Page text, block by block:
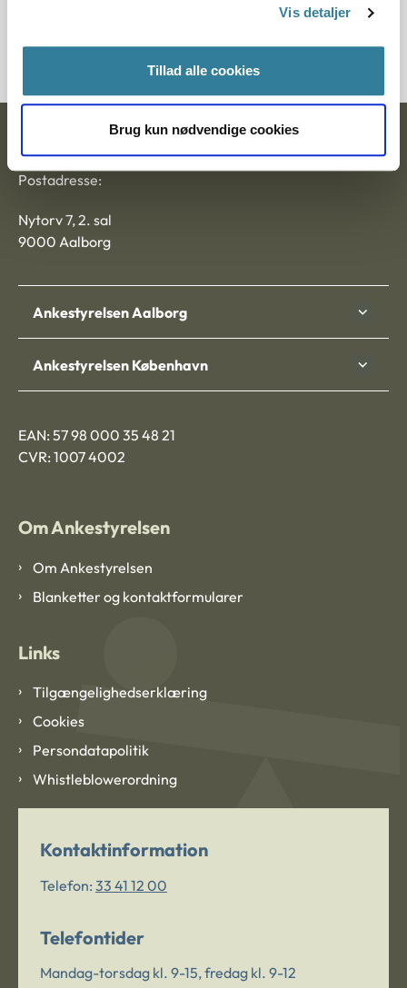
Vis detaljer
Tillad alle cookies
Brug kun nødvendige cookies
Ankestyrelsen
Postadresse:
Nytorv 7, 2. sal
9000 Aalborg
Ankestyrelsen Aalborg
Ankestyrelsen København
EAN: 57 98 000 35 48 21
CVR: 1007 4002
Om Ankestyrelsen
Om Ankestyrelsen
Blanketter og kontaktformularer
Links
Tilgængelighedserklæring
Cookies
Persondatapolitik
Whistleblowerordning
Kontaktinformation
Telefon: 33 41 12 00
Telefontider
Mandag-torsdag kl. 9-15, fredag kl. 9-12